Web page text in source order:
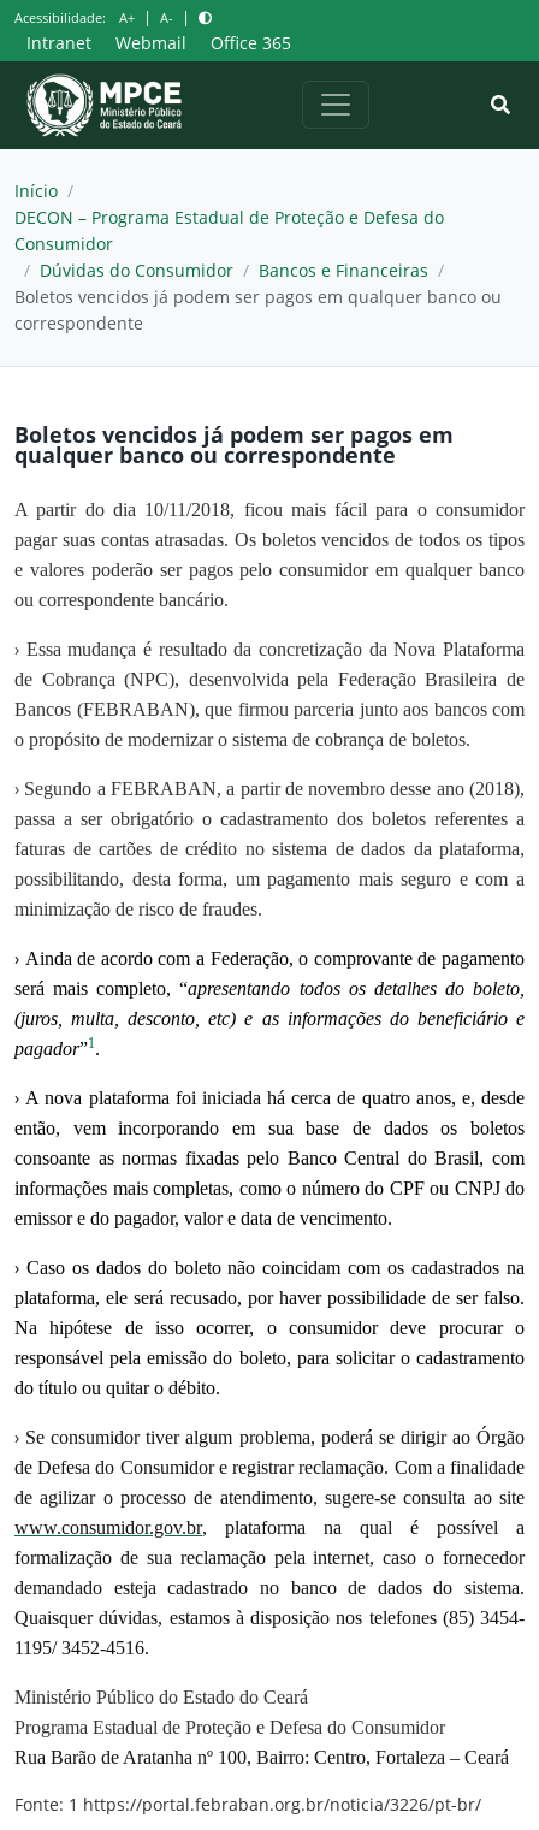
Pular
para
o
conteúdo
Acessibilidade: A+ | A- |
Intranet Webmail Office 365
Início /
DECON – Programa Estadual de Proteção e Defesa do
Consumidor
/ Dúvidas do Consumidor / Bancos e Financeiras /
Boletos vencidos já podem ser pagos em qualquer banco ou
correspondente
Boletos vencidos já podem ser pagos em
qualquer banco ou correspondente
A partir do dia 10/11/2018, ficou mais fácil para o consumidor
pagar suas contas atrasadas. Os boletos vencidos de todos os tipos
e valores poderão ser pagos pelo consumidor em qualquer banco
ou correspondente bancário.
› Essa mudança é resultado da concretização da Nova Plataforma
de Cobrança (NPC), desenvolvida pela Federação Brasileira de
Bancos (FEBRABAN), que firmou parceria junto aos bancos com
o propósito de modernizar o sistema de cobrança de boletos.
› Segundo a FEBRABAN, a partir de novembro desse ano (2018),
passa a ser obrigatório o cadastramento dos boletos referentes a
faturas de cartões de crédito no sistema de dados da plataforma,
possibilitando, desta forma, um pagamento mais seguro e com a
minimização de risco de fraudes.
› Ainda de acordo com a Federação, o comprovante de pagamento
será mais completo, “apresentando todos os detalhes do boleto,
(juros, multa, desconto, etc) e as informações do beneficiário e
pagador”1 .
› A nova plataforma foi iniciada há cerca de quatro anos, e, desde
então, vem incorporando em sua base de dados os boletos
consoante as normas fixadas pelo Banco Central do Brasil, com
informações mais completas, como o número do CPF ou CNPJ do
emissor e do pagador, valor e data de vencimento.
› Caso os dados do boleto não coincidam com os cadastrados na
plataforma, ele será recusado, por haver possibilidade de ser falso.
Na hipótese de isso ocorrer, o consumidor deve procurar o
responsável pela emissão do boleto, para solicitar o cadastramento
do título ou quitar o débito.
› Se consumidor tiver algum problema, poderá se dirigir ao Órgão
de Defesa do Consumidor e registrar reclamação. Com a finalidade
de agilizar o processo de atendimento, sugere-se consulta ao site
www.consumidor.gov.br, plataforma na qual é possível a
formalização de sua reclamação pela internet, caso o fornecedor
demandado esteja cadastrado no banco de dados do sistema.
Quaisquer dúvidas, estamos à disposição nos telefones (85) 3454-
1195/ 3452-4516.
Ministério Público do Estado do Ceará
Programa Estadual de Proteção e Defesa do Consumidor
Rua Barão de Aratanha nº 100, Bairro: Centro, Fortaleza – Ceará
Fonte: 1 https://portal.febraban.org.br/noticia/3226/pt-br/